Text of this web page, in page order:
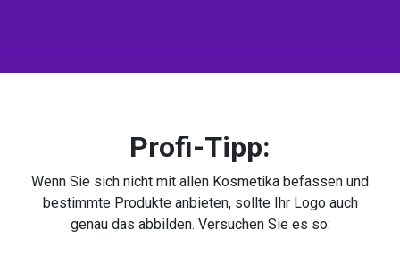
Profi-Tipp:
Wenn Sie sich nicht mit allen Kosmetika befassen und
bestimmte Produkte anbieten, sollte Ihr Logo auch
genau das abbilden. Versuchen Sie es so: